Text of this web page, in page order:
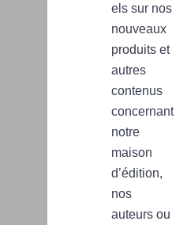
els sur nos
nouveaux
produits et
autres
contenus
concernant
notre
maison
d’édition,
nos
auteurs ou